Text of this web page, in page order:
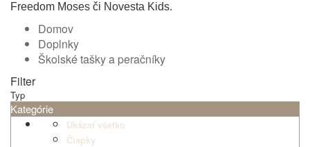
Freedom Moses či Novesta Kids.
Domov
Doplnky
Školské tašky a peračníky
Filter
Typ
Kategórie
Ukázať všetko
Čiapky